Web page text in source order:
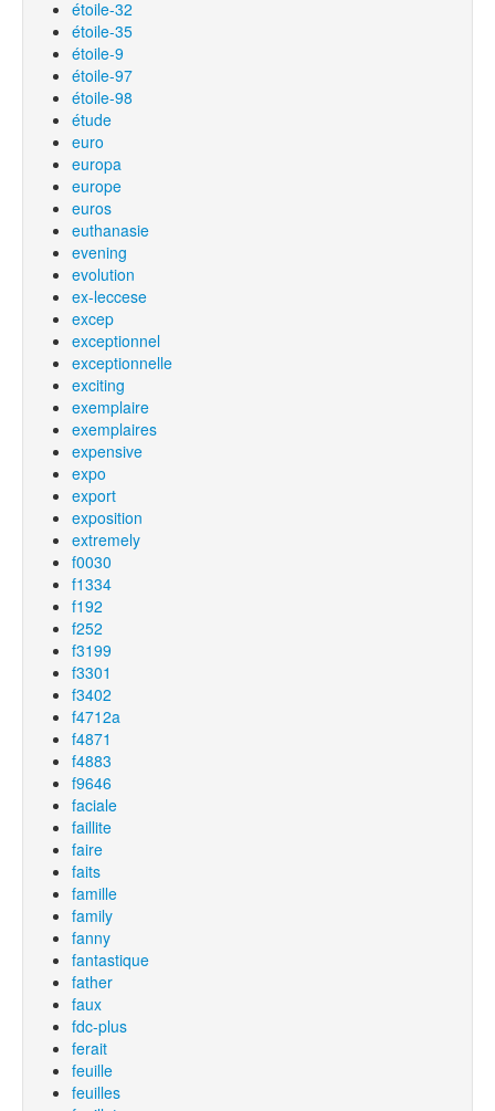
étoile-32
étoile-35
étoile-9
étoile-97
étoile-98
étude
euro
europa
europe
euros
euthanasie
evening
evolution
ex-leccese
excep
exceptionnel
exceptionnelle
exciting
exemplaire
exemplaires
expensive
expo
export
exposition
extremely
f0030
f1334
f192
f252
f3199
f3301
f3402
f4712a
f4871
f4883
f9646
faciale
faillite
faire
faits
famille
family
fanny
fantastique
father
faux
fdc-plus
ferait
feuille
feuilles